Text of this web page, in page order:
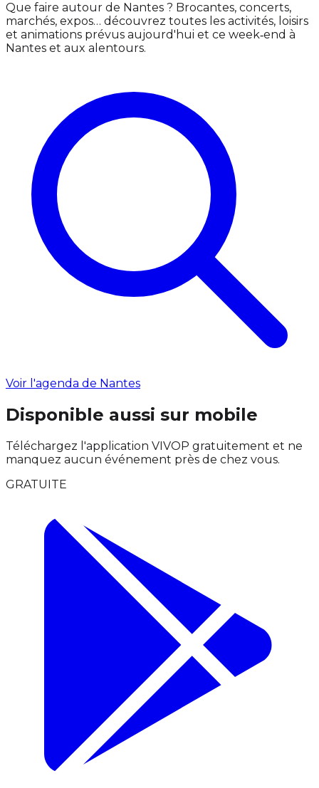
Que faire autour de Nantes ? Brocantes, concerts,
marchés, expos… découvrez toutes les activités, loisirs
et animations prévus aujourd'hui et ce week‑end à
Nantes et aux alentours.
Voir l'agenda de Nantes
Disponible aussi sur mobile
Téléchargez l'application VIVOP gratuitement et ne
manquez aucun événement près de chez vous.
GRATUITE